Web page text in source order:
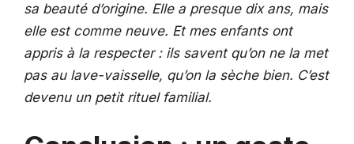
sa beauté d’origine. Elle a presque dix ans, mais
elle est comme neuve. Et mes enfants ont
appris à la respecter : ils savent qu’on ne la met
pas au lave-vaisselle, qu’on la sèche bien. C’est
devenu un petit rituel familial.